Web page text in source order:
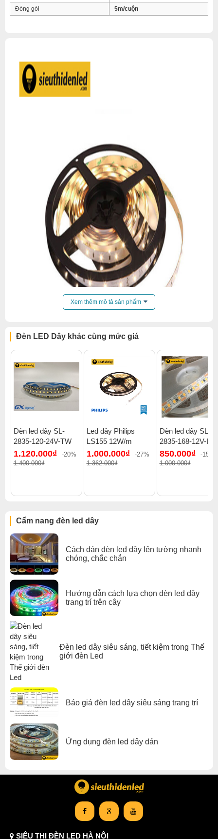
Đóng gói
5m/cuộn
Xem thêm:Đèn LED Dây 24v,Đèn LED Dây thanh nhôm,
Đèn LED Dây khe hắt sáng,Đèn LED Dây tủ trưng bày,
Xem thêm mô tả sản phẩm
Đèn LED Dây khác cùng mức giá
Đèn led dây SL-
2835-120-24V-TW
1.120.000₫
-20%
1.400.000₫
Led dây Philips
LS155 12W/m
1.000.000₫
-27%
1.362.000₫
Đèn led dây SL-
2835-168-12V-
850.000₫
-15%
1.000.000₫
Cẩm nang đèn led dây
Cách dán đèn led dây lên tường nhanh
chóng, chắc chắn
Hướng dẫn cách lựa chọn đèn led dây
trang trí trên cây
Đèn led dây siêu sáng, tiết kiệm trong Thế
giới đèn Led
Báo giá đèn led dây siêu sáng trang trí
Ứng dụng đèn led dây dán
SIÊU THỊ ĐÈN LED HÀ NỘI